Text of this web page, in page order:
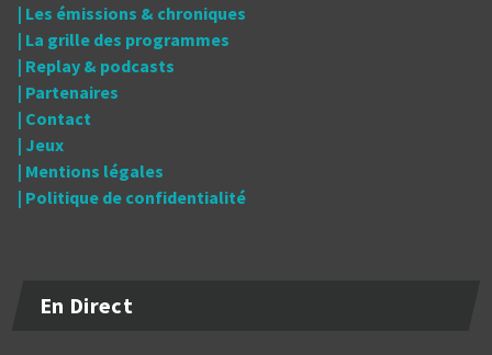
| Les émissions & chroniques
| La grille des programmes
| Replay & podcasts
| Partenaires
| Contact
| Jeux
| Mentions légales
| Politique de confidentialité
En Direct